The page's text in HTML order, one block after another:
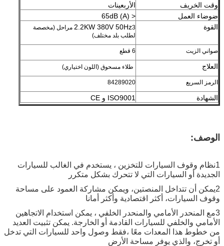
وقت الخريف
الأربعينات
ضوضاء العمل
< 65dB (A)
القوة
2.2KW 380V 50Hz 3 مراحل (مخصصة
لطلب بلد مختلف)
صواني الزيت 6 قطع
العلاج طلاء مسحوق (اللون اختياري)
الرمز السريع 84289020
الشهادة ISO9001 و CE
الوصف:
1نظام وقوف السيارات للتخزين ، يستخدم في الغالب للسيارات
الجديدة أو السيارات التي لا تتحرك بشكل متكرر
2يمكن أن تتداخل المنصتين، ويمكن مشاركة العمود على مساحة
وقوف السيارات، أكثر اقتصادية وأكثر أمانا
3مع المنحدر الأمامي والمنحدر الخلفي ، يمكن استخدام الاتجاهين
الأمامي والخلفي للسيارات القادمة أو الخارجة. يمكن تثبيت العديد
من خطوط هذا المعدات معًا ،فقط وصول واحد للسيارات التي تدخل
أو تخرج، والذي يوفر مساحة الأرض